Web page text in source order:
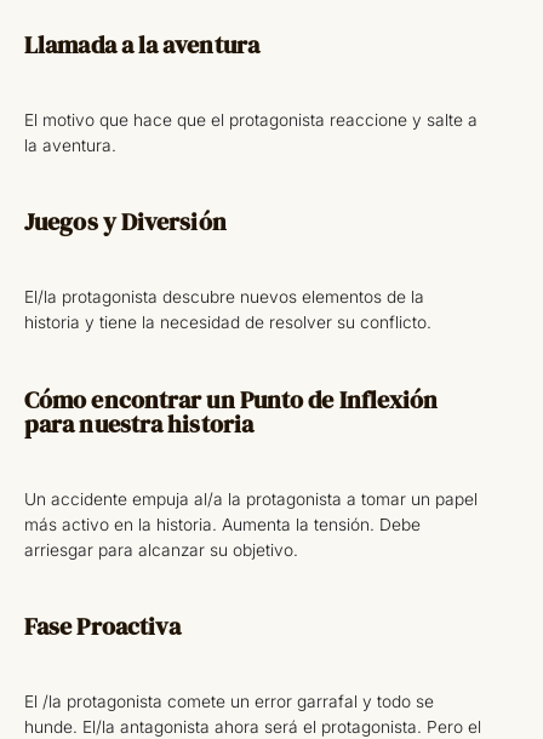
Llamada a la aventura
El motivo que hace que el protagonista reaccione y salte a
la aventura.
Juegos y Diversión
El/la protagonista descubre nuevos elementos de la
historia y tiene la necesidad de resolver su conflicto.
Cómo encontrar un Punto de Inflexión
para nuestra historia
Un accidente empuja al/a la protagonista a tomar un papel
más activo en la historia. Aumenta la tensión. Debe
arriesgar para alcanzar su objetivo.
Fase Proactiva
El /la protagonista comete un error garrafal y todo se
hunde. El/la antagonista ahora será el protagonista. Pero el